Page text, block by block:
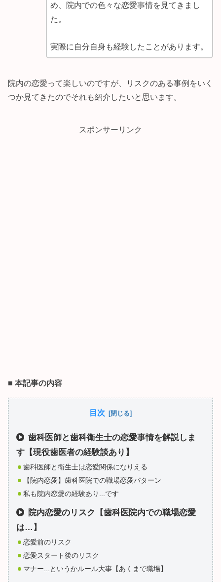
め、院内での色々な恋愛事情を見てきまし
た。
実際に自分自身も経験したことがあります。
院内の恋愛って楽しいのですが、リスクのある事例をいく
つか見てきたのでそれも紹介したいと思います。
スポンサーリンク
■ 本記事の内容
目次
歯科医師と歯科衛生士の恋愛事情を解説しま
す【現役歯医者の経験談あり】
歯科医師と衛生士は恋愛関係になりえる
【院内恋愛】歯科医院での職場恋愛パターン
私も院内恋愛の経験あり...です
院内恋愛のリスク【歯科医院内での職場恋愛
は…】
恋愛前のリスク
恋愛スタート後のリスク
マナー...というかルール大事【あくまで職場】